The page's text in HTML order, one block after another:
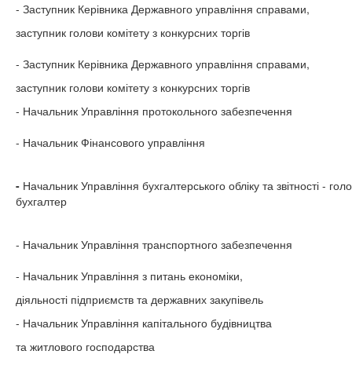
- Заступник Керівника Державного управління справами,
заступник голови комітету з конкурсних торгів
- Заступник Керівника Державного управління справами,
заступник голови комітету з конкурсних торгів
- Начальник Управління протокольного забезпечення
- Начальник Фінансового управління
- Начальник Управління бухгалтерського обліку та звітності -
бухгалтер
- Начальник Управління транспортного забезпечення
- Начальник Управління з питань економіки,
діяльності підприємств та державних закупівель
- Начальник Управління капітального будівництва
та житлового господарства